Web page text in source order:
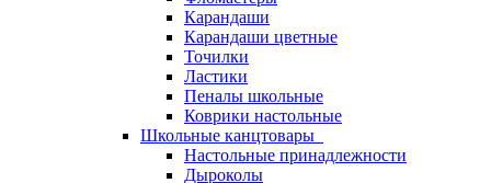
Карандаши
Карандаши цветные
Точилки
Ластики
Пеналы школьные
Коврики настольные
Школьные канцтовары
Настольные принадлежности
Дыроколы